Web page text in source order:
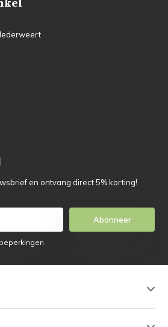
en ontvang direct 5% korting!
Abonneer